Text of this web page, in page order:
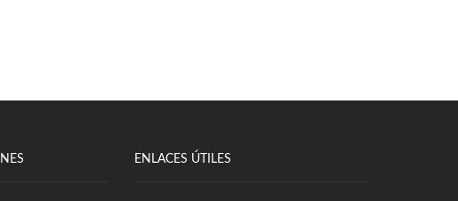
ENLACES ÚTILES